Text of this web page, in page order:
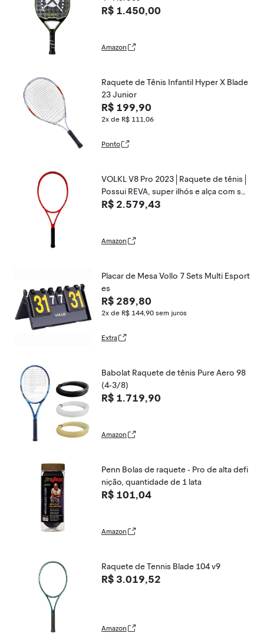
R$ 1.450,00
Amazon
Raquete de Tênis Infantil Hyper X Blade
23 Junior
R$ 199,90
2x de R$ 111,06
Ponto
VOLKL V8 Pro 2023 | Raquete de tênis |
Possui REVA, super ilhós e alça com se
nsor V | Tamanhos de aderência 1-5 | *D
R$ 2.579,43
Amazon
Placar de Mesa Vollo 7 Sets Multi Esport
es
R$ 289,80
2x de R$ 144,90 sem juros
Extra
Babolat Raquete de tênis Pure Aero 98
(4-3/8)
R$ 1.719,90
Amazon
Penn Bolas de raquete - Pro de alta defi
nição, quantidade de 1 lata
R$ 101,04
Amazon
Raquete de Tennis Blade 104 v9
R$ 3.019,52
Amazon